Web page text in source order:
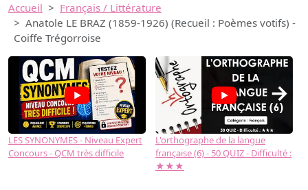
Accueil
Français / Littérature
Anatole LE BRAZ (1859-1926) (Recueil : Poèmes votifs) -
Coiffe Trégorroise
LES SYNONYMES - Niveau Expert
Concours - QCM très difficile
L'orthographe de la langue
française (6) - 50 QUIZ - Difficulté :
★★★
→